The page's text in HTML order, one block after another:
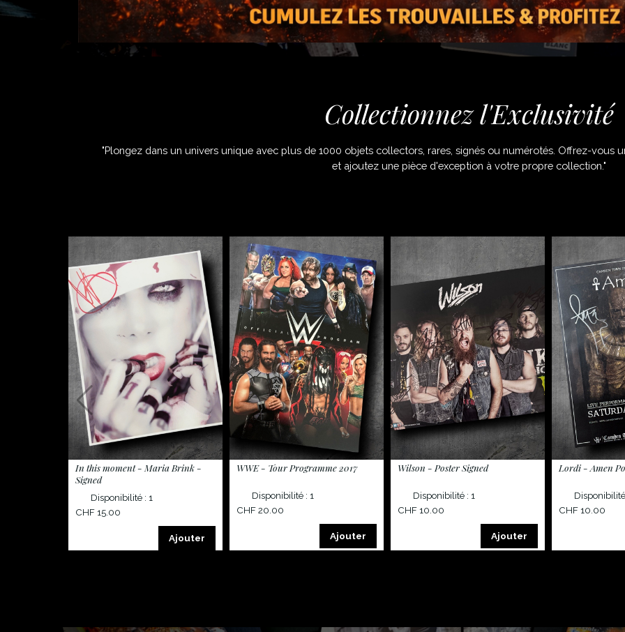
Collectionnez l'Exclusivité
"Plongez dans un univers unique avec plus de 1000 objets collectors, rares, signés ou numérotés. Offrez-vous
et ajoutez une pièce d'exception à votre propre collection."
In this moment - Maria Brink -
Signed
Disponibilité : 1
CHF 15.00
Ajouter
WWE - Tour Programme 2017
Disponibilité : 1
CHF 20.00
Ajouter
Wilson - Poster Signed
Disponibilité : 1
CHF 10.00
Ajouter
Lordi - Amen
CHF 10.00